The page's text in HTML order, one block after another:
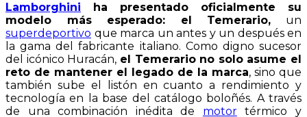
Lamborghini ha presentado oficialmente su
modelo más esperado: el Temerario, un
superdeportivo que marca un antes y un después en
la gama del fabricante italiano. Como digno sucesor
del icónico Huracán, el Temerario no solo asume el
reto de mantener el legado de la marca, sino que
también sube el listón en cuanto a rendimiento y
tecnología en la base del catálogo boloñés. A través
de una combinación inédita de motortérmico y